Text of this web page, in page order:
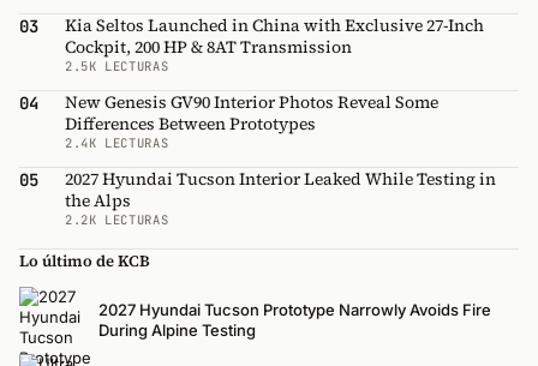
03
Kia Seltos Launched in China with Exclusive 27-Inch
Cockpit, 200 HP & 8AT Transmission
2.5K LECTURAS
04
New Genesis GV90 Interior Photos Reveal Some
Differences Between Prototypes
2.4K LECTURAS
05
2027 Hyundai Tucson Interior Leaked While Testing in
the Alps
2.2K LECTURAS
Lo último de KCB
2027 Hyundai Tucson Prototype Narrowly Avoids Fire
During Alpine Testing